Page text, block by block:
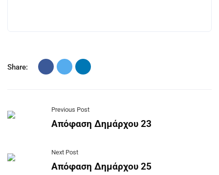
Share:
Previous Post
Απόφαση Δημάρχου 23
Next Post
Απόφαση Δημάρχου 25